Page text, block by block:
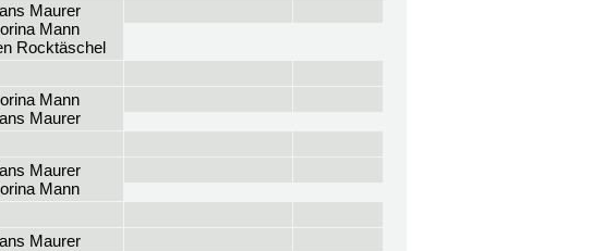
Maurer
Mann
Rocktäschel
Mann
Maurer
Maurer
Mann
Maurer